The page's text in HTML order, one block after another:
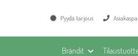
Pyydä tarjous
Brändit